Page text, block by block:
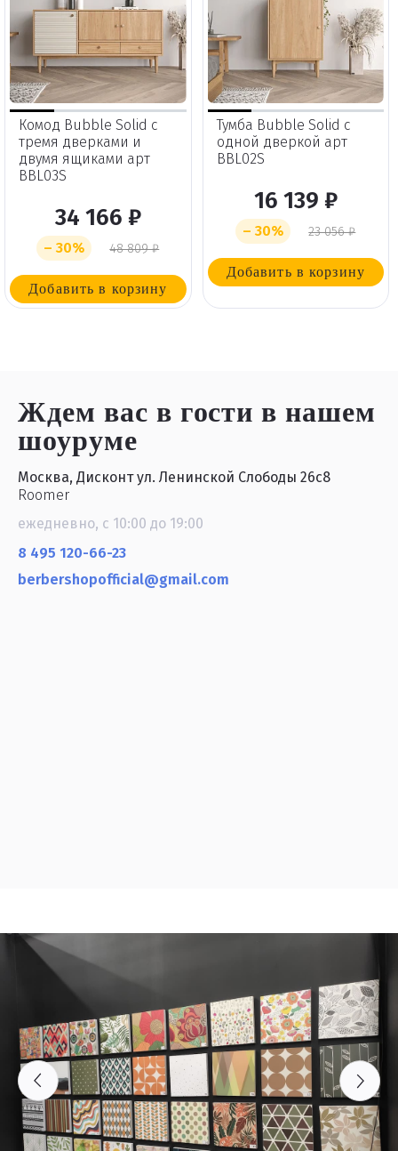
Комод Bubble Solid с
тремя дверками и
двумя ящиками арт
BBL03S
34 166 ₽
– 30% 48 809 ₽
Добавить в корзину
Тумба Bubble Solid с
одной дверкой арт
BBL02S
16 139 ₽
– 30% 23 056 ₽
Добавить в корзину
Ждем вас в гостив нашем
шоуруме
Москва, Дисконт ул. Ленинской Слободы 26с8
Roomer
ежедневно, с 10:00 до 19:00
8 495 120-66-23
berbershopofficial@gmail.com